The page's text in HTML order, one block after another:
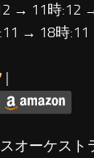
→ 11時:12
→ 18時
|
オーケスト